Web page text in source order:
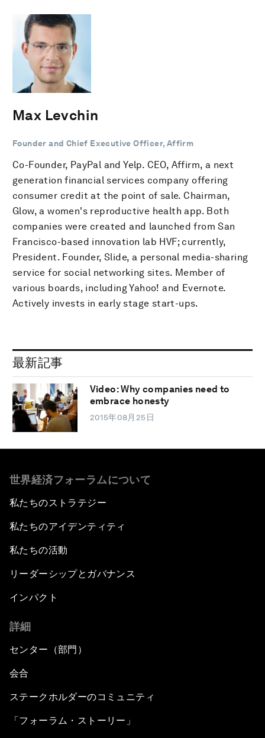
Max Levchin
Founder and Chief Executive Officer, Affirm
Co-Founder, PayPal and Yelp. CEO, Affirm, a next
generation financial services company offering
consumer credit at the point of sale. Chairman,
Glow, a women's reproductive health app. Both
companies were created and launched from San
Francisco-based innovation lab HVF; currently,
President. Founder, Slide, a personal media-sharing
service for social networking sites. Member of
various boards, including Yahoo! and Evernote.
Actively invests in early stage start-ups.
最新記事
Video: Why companies need to
embrace honesty
2015年08月25日
世界経済フォーラムについて
私たちのストラテジー
私たちのアイデンティティ
私たちの活動
リーダーシップとガバナンス
インパクト
詳細
センター（部門）
会合
ステークホルダーのコミュニティ
「フォーラム・ストーリー」